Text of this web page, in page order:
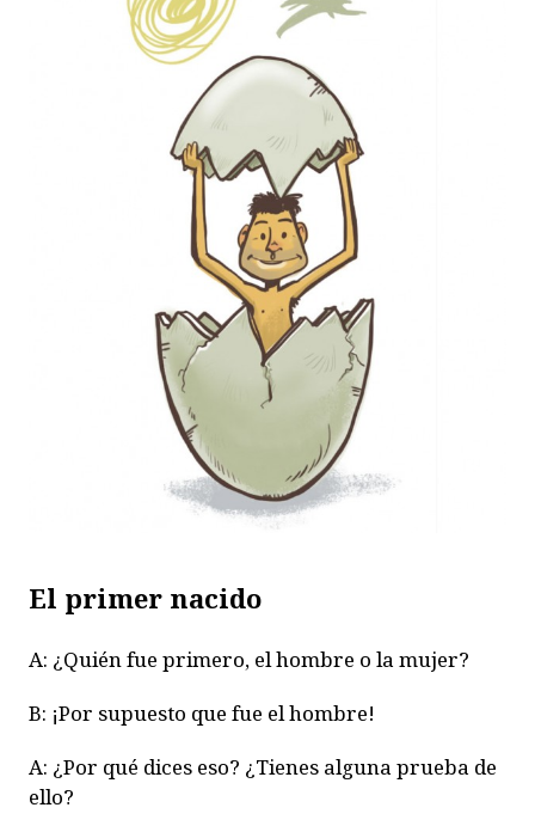
El primer nacido
A: ¿Quién fue primero, el hombre o la mujer?
B: ¡Por supuesto que fue el hombre!
A: ¿Por qué dices eso? ¿Tienes alguna prueba de
ello?